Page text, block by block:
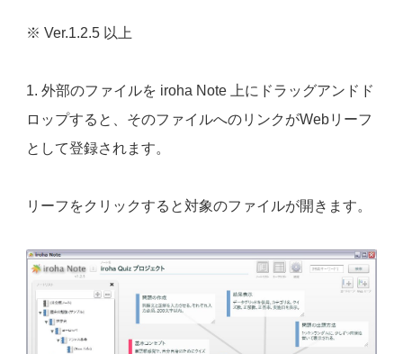
※ Ver.1.2.5 以上
1. 外部のファイルを iroha Note 上にドラッグアンドド
ロップすると、そのファイルへのリンクがWebリーフ
として登録されます。
リーフをクリックすると対象のファイルが開きます。